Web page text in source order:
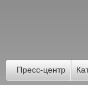
Пресс-центр